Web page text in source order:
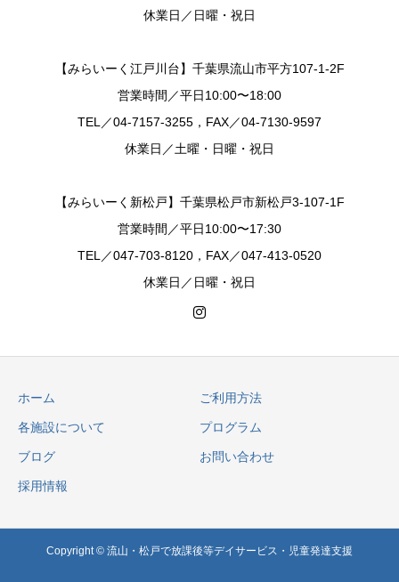
休業日／日曜・祝日
【みらいーく江戸川台】千葉県流山市平方107-1-2F
営業時間／平日10:00〜18:00
TEL／04-7157-3255，FAX／04-7130-9597
休業日／土曜・日曜・祝日
【みらいーく新松戸】千葉県松戸市新松戸3-107-1F
営業時間／平日10:00〜17:30
TEL／047-703-8120，FAX／047-413-0520
休業日／日曜・祝日
ホーム ご利用方法
各施設について プログラム
ブログ お問い合わせ
採用情報
Copyright © 流山・松戸で放課後等デイサービス・児童発達支援